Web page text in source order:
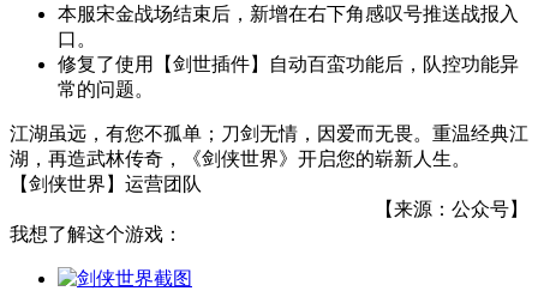
本服宋金战场结束后，新增在右下角感叹号推送战报入
口。
修复了使用【剑世插件】自动百蛮功能后，队控功能异
常的问题。
江湖虽远，有您不孤单；刀剑无情，因爱而无畏。重温经典江
湖，再造武林传奇，《剑侠世界》开启您的崭新人生。
【剑侠世界】运营团队
【来源：公众号】
我想了解这个游戏：